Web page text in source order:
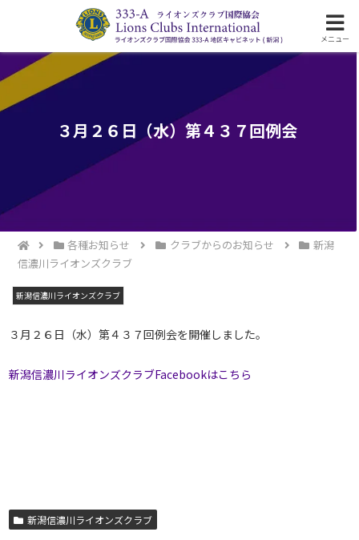
ライオンズクラブ国際協会333-A地区の活動
３月２６日（水）第４３７回例会
各種お知らせ クラブからのお知らせ
新潟
信濃川ライオンズクラブ
新潟信濃川ライオンズクラブ
３月２６日（水）第４３７回例会を開催しました。
新潟信濃川ライオンズクラブFacebookはこちら
新潟信濃川ライオンズクラブ
メニュー